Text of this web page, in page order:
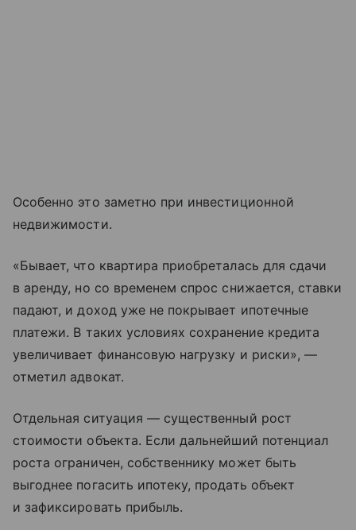
Особенно это заметно при инвестиционной
недвижимости.
«Бывает, что квартира приобреталась для сдачи
в аренду, но со временем спрос снижается, ставки
падают, и доход уже не покрывает ипотечные
платежи. В таких условиях сохранение кредита
увеличивает финансовую нагрузку и риски», —
отметил адвокат.
Отдельная ситуация — существенный рост
стоимости объекта. Если дальнейший потенциал
роста ограничен, собственнику может быть
выгоднее погасить ипотеку, продать объект
и зафиксировать прибыль.